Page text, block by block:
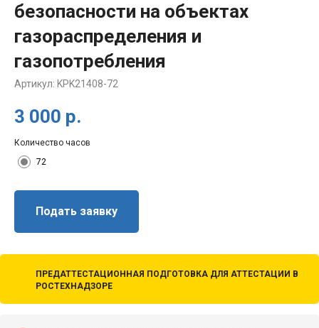
безопасности на объектах
газораспределения и
газопотребления
Артикул: KPK21408-72
3 000 р.
Количество часов
72
Подать заявку
ПРЕДАТТЕСТАЦИОННАЯ ПОДГОТОВКА ДЛЯ АТТЕСТАЦИИ В
РОСТЕХНАДЗОРЕ